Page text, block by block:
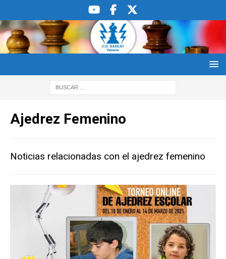
Ajedrez Femenino
Noticias relacionadas con el ajedrez femenino